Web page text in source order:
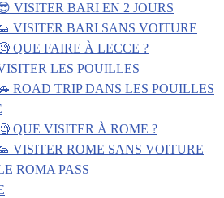
VISITER BARI EN 2 JOURS
VISITER BARI SANS VOITURE
QUE FAIRE À LECCE ?
LES POUILLES
ROAD TRIP DANS LES POUILLES
QUE VISITER À ROME ?
VISITER ROME SANS VOITURE
ROMA PASS